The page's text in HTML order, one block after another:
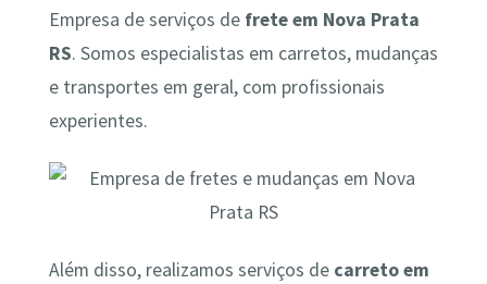
Empresa de serviços de frete em Nova Prata
RS. Somos especialistas em carretos, mudanças
e transportes em geral, com profissionais
experientes.
Além disso, realizamos serviços de carreto em